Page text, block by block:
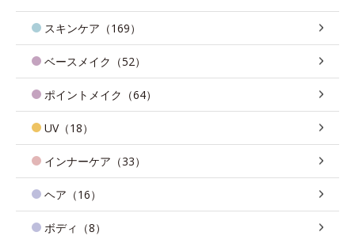
スキンケア（169）
ベースメイク（52）
ポイントメイク（64）
UV（18）
インナーケア（33）
ヘア（16）
ボディ（8）